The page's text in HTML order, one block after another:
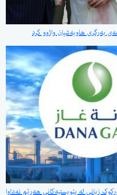
بەرگری هاوبەشیان واژوو کرد
زیانی لە پێویستیەکانی هەرێم نەداوا